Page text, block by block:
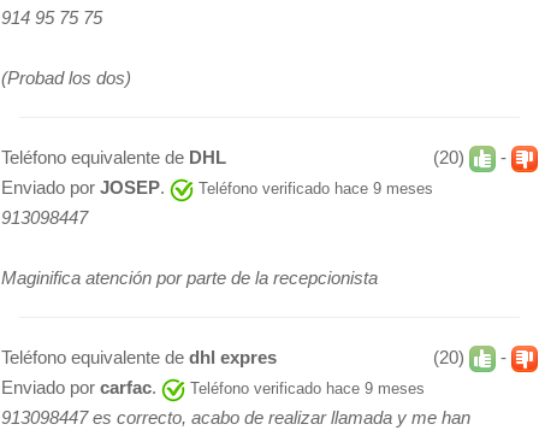
914 95 75 75
(Probad los dos)
(20) -
Teléfono equivalente de DHL
Enviado por JOSEP. Teléfono verificado hace 9 meses
913098447
Maginifica atención por parte de la recepcionista
(20) -
Teléfono equivalente de dhl expres
Enviado por carfac. Teléfono verificado hace 9 meses
913098447 es correcto, acabo de realizar llamada y me han